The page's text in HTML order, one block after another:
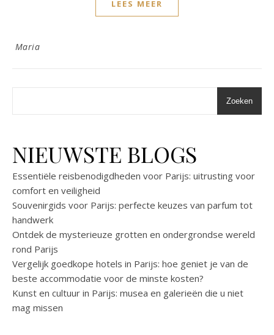
LEES MEER
Maria
Zoeken
NIEUWSTE BLOGS
Essentiële reisbenodigdheden voor Parijs: uitrusting voor
comfort en veiligheid
Souvenirgids voor Parijs: perfecte keuzes van parfum tot
handwerk
Ontdek de mysterieuze grotten en ondergrondse wereld
rond Parijs
Vergelijk goedkope hotels in Parijs: hoe geniet je van de
beste accommodatie voor de minste kosten?
Kunst en cultuur in Parijs: musea en galerieën die u niet
mag missen